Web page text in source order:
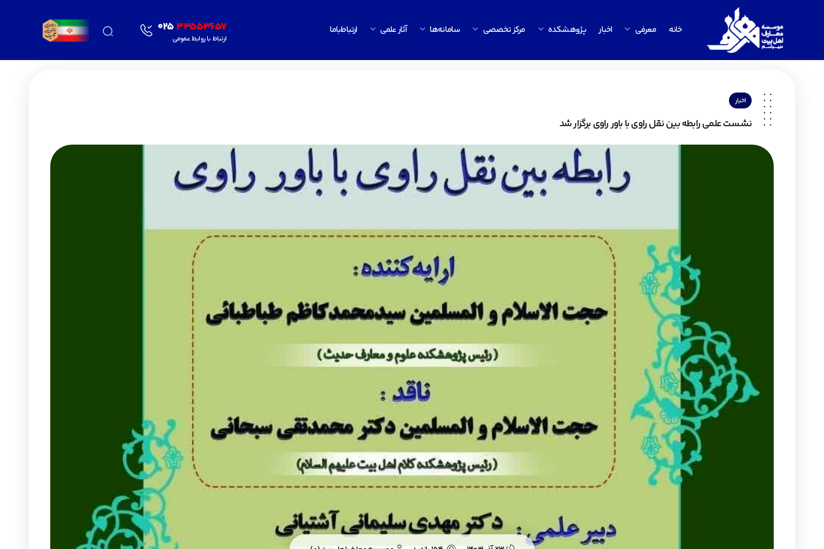
خانه معرفی اخبار پژوهشکده مرکز تخصصی سامانه‌ها آثار علمی ارتباط‌باما 02533553657
ارتباط با روابط عمومی
اخبار
نشست علمی رابطه بین نقل راوی با باور راوی برگزار شد